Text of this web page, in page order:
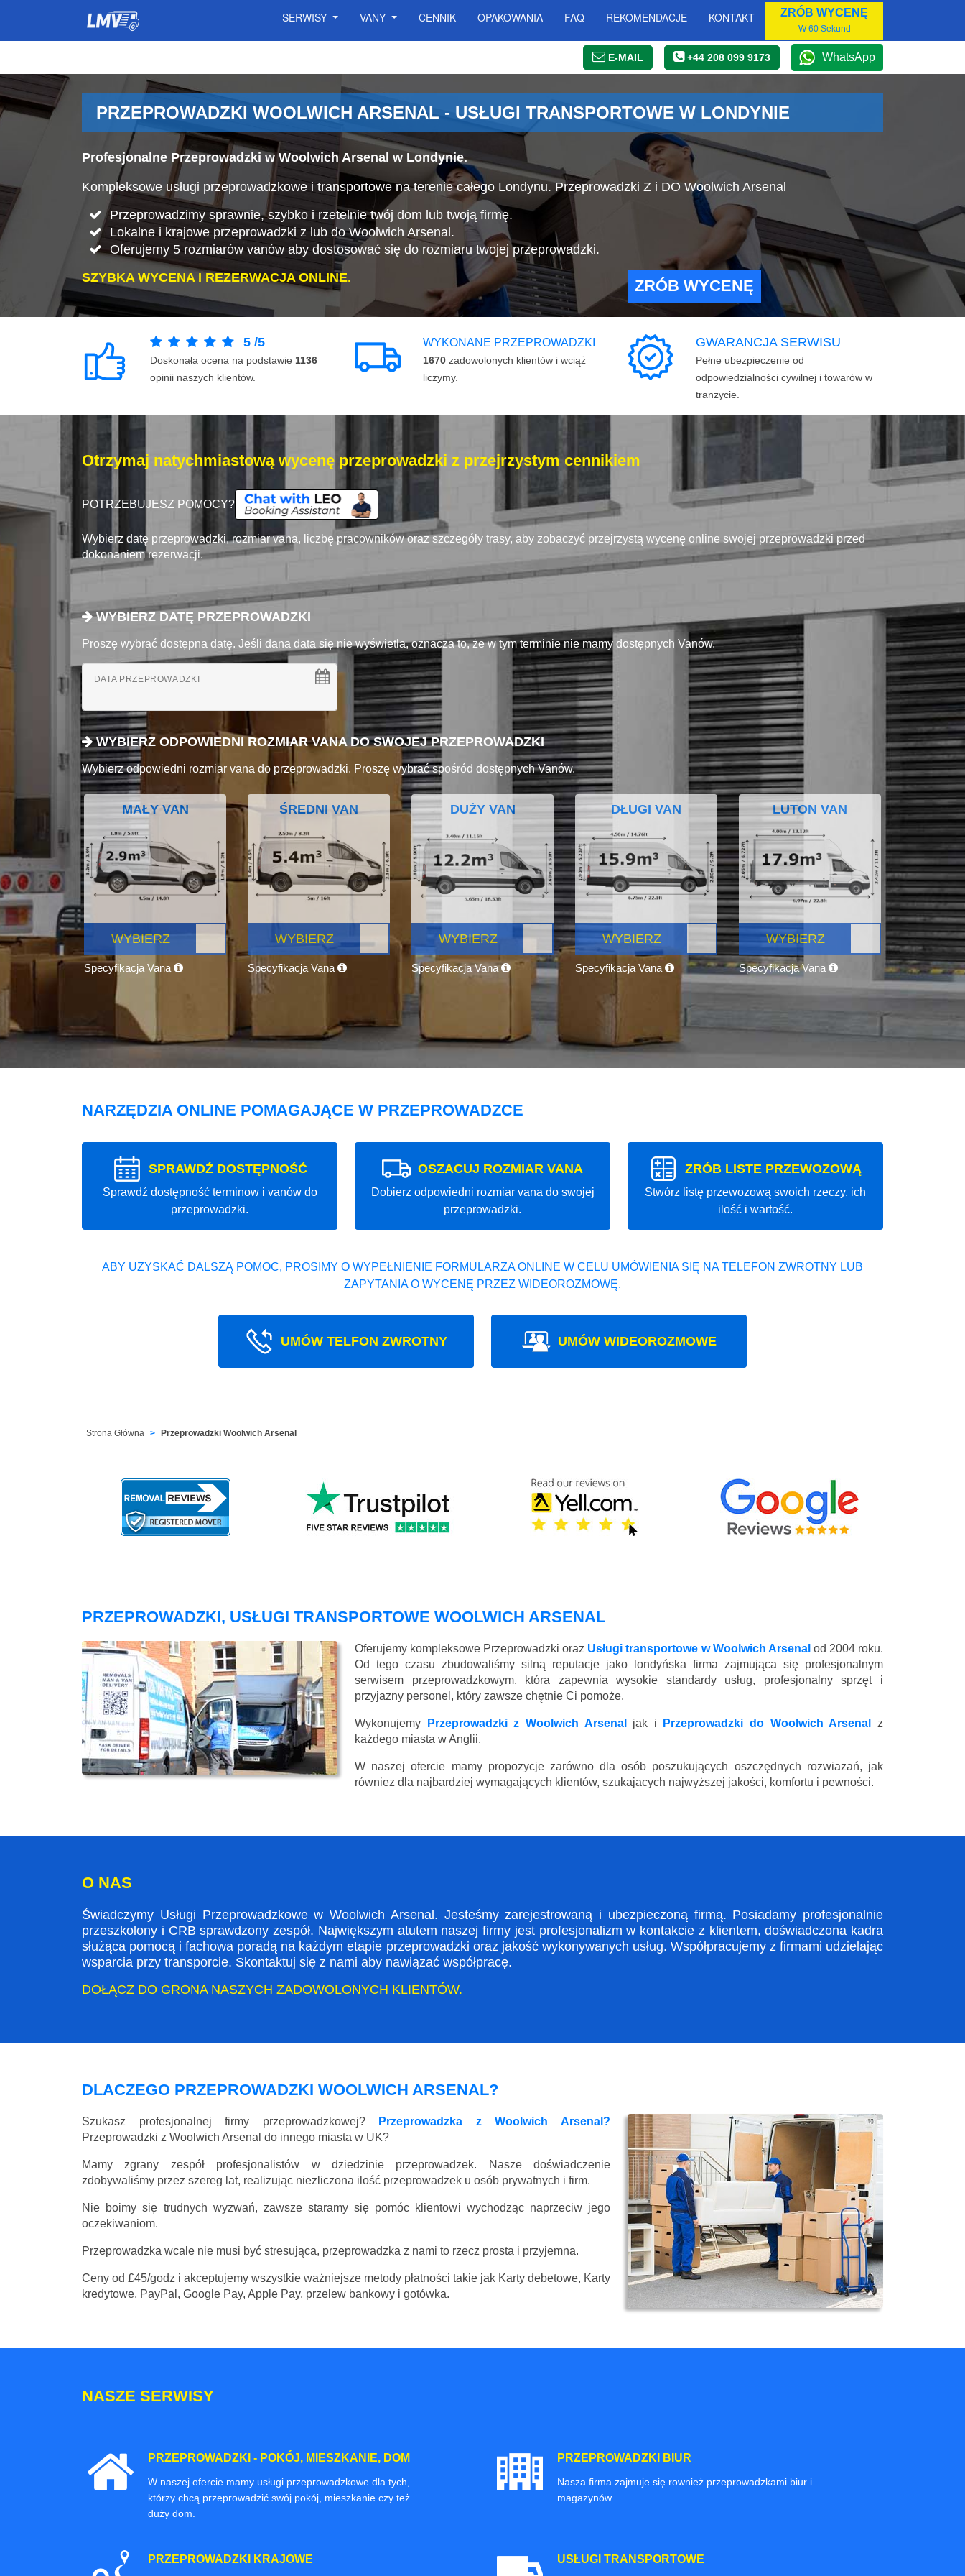
SERWISY VANY CENNIK OPAKOWANIA FAQ REKOMENDACJE KONTAKT ZRÓB WYCENĘ
W 60 Sekund
E-MAIL +44 208 099 9173 WhatsApp
PRZEPROWADZKI WOOLWICH ARSENAL - USŁUGI TRANSPORTOWE W LONDYNIE
Profesjonalne Przeprowadzki w Woolwich Arsenal w Londynie.
Kompleksowe usługi przeprowadzkowe i transportowe na terenie całego Londynu. Przeprowadzki Z i DO Woolwich Arsenal
Przeprowadzimy sprawnie, szybko i rzetelnie twój dom lub twoją firmę.
Lokalne i krajowe przeprowadzki z lub do Woolwich Arsenal.
Oferujemy 5 rozmiarów vanów aby dostosować się do rozmiaru twojej przeprowadzki.
SZYBKA WYCENA I REZERWACJA ONLINE.
ZRÓB WYCENĘ
5 /5
Doskonała ocena na podstawie 1136
opinii naszych klientów.
WYKONANE PRZEPROWADZKI
1670 zadowolonych klientów i wciąż
liczymy.
GWARANCJA SERWISU
Pełne ubezpieczenie od
odpowiedzialności cywilnej i towarów w
tranzycie.
Otrzymaj natychmiastową wycenę przeprowadzki z przejrzystym cennikiem
POTRZEBUJESZ POMOCY?
Wybierz datę przeprowadzki, rozmiar vana, liczbę pracowników oraz szczegóły trasy, aby zobaczyć przejrzystą wycenę online swojej przeprowadzki przed
dokonaniem rezerwacji.
WYBIERZ DATĘ PRZEPROWADZKI
Proszę wybrać dostępna datę. Jeśli dana data się nie wyświetla, oznacza to, że w tym terminie nie mamy dostępnych Vanów.
DATA PRZEPROWADZKI
WYBIERZ ODPOWIEDNI ROZMIAR VANA DO SWOJEJ PRZEPROWADZKI
Wybierz odpowiedni rozmiar vana do przeprowadzki. Proszę wybrać spośród dostępnych Vanów.
MAŁY VAN
WYBIERZ
Specyfikacja Vana
ŚREDNI VAN
WYBIERZ
Specyfikacja Vana
DUŻY VAN
WYBIERZ
Specyfikacja Vana
DŁUGI VAN
WYBIERZ
Specyfikacja Vana
LUTON VAN
WYBIERZ
Specyfikacja Vana
NARZĘDZIA ONLINE POMAGAJĄCE W PRZEPROWADZCE
SPRAWDŹ DOSTĘPNOŚĆ
Sprawdź dostępność terminow i vanów do
przeprowadzki.
OSZACUJ ROZMIAR VANA
Dobierz odpowiedni rozmiar vana do swojej
przeprowadzki.
ZRÓB LISTE PRZEWOZOWĄ
Stwórz listę przewozową swoich rzeczy, ich
ilość i wartość.
ABY UZYSKAĆ DALSZĄ POMOC, PROSIMY O WYPEŁNIENIE FORMULARZA ONLINE W CELU UMÓWIENIA SIĘ NA TELEFON ZWROTNY LUB
ZAPYTANIA O WYCENĘ PRZEZ WIDEOROZMOWĘ.
UMÓW TELFON ZWROTNY UMÓW WIDEOROZMOWE
Strona Główna Przeprowadzki Woolwich Arsenal
PRZEPROWADZKI, USŁUGI TRANSPORTOWE WOOLWICH ARSENAL
Oferujemy kompleksowe Przeprowadzki oraz Usługi transportowe w Woolwich Arsenal od 2004 roku.
Od tego czasu zbudowaliśmy silną reputacje jako londyńska firma zajmująca się profesjonalnym
serwisem przeprowadzkowym, która zapewnia wysokie standardy usług, profesjonalny sprzęt i
przyjazny personel, który zawsze chętnie Ci pomoże.
Wykonujemy Przeprowadzki z Woolwich Arsenal jak i Przeprowadzki do Woolwich Arsenal
z
każdego miasta w Anglii.
W naszej ofercie mamy propozycje zarówno dla osób poszukujących oszczędnych rozwiazań, jak
równiez dla najbardziej wymagających klientów, szukajacych najwyższej jakości, komfortu i pewności.
O NAS
Świadczymy Usługi Przeprowadzkowe w Woolwich Arsenal. Jesteśmy zarejestrowaną i ubezpieczoną firmą. Posiadamy profesjonalnie
przeszkolony i CRB sprawdzony zespół. Największym atutem naszej firmy jest profesjonalizm w kontakcie z klientem, doświadczona kadra
służąca pomocą i fachowa poradą na każdym etapie przeprowadzki oraz jakość wykonywanych usług. Współpracujemy z firmami udzielając
wsparcia przy transporcie. Skontaktuj się z nami aby nawiązać współpracę.
DOŁĄCZ DO GRONA NASZYCH ZADOWOLONYCH KLIENTÓW.
DLACZEGO PRZEPROWADZKI WOOLWICH ARSENAL?
Szukasz profesjonalnej firmy przeprowadzkowej?
Przeprowadzka z Woolwich Arsenal?
Przeprowadzki z Woolwich Arsenal do innego miasta w UK?
Mamy zgrany zespół profesjonalistów w dziedzinie przeprowadzek. Nasze doświadczenie
zdobywaliśmy przez szereg lat, realizując niezliczona ilość przeprowadzek u osób prywatnych i firm.
Nie boimy się trudnych wyzwań, zawsze staramy się pomóc klientowi wychodząc naprzeciw jego
oczekiwaniom.
Przeprowadzka wcale nie musi być stresująca, przeprowadzka z nami to rzecz prosta i przyjemna.
Ceny od £45/godz i akceptujemy wszystkie ważniejsze metody płatności takie jak Karty debetowe, Karty
kredytowe, PayPal, Google Pay, Apple Pay, przelew bankowy i gotówka.
NASZE SERWISY
PRZEPROWADZKI - POKÓJ, MIESZKANIE, DOM
W naszej ofercie mamy usługi przeprowadzkowe dla tych,
którzy chcą przeprowadzić swój pokój, mieszkanie czy też
duży dom.
PRZEPROWADZKI BIUR
Nasza firma zajmuje się rownież przeprowadzkami biur i
magazynów.
PRZEPROWADZKI KRAJOWE USŁUGI TRANSPORTOWE